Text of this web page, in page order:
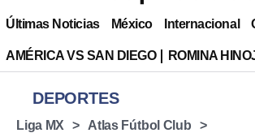
Últimas Noticias México Internacional
AMÉRICA VS SAN DIEGO ROMINA
DEPORTES
Liga MX Atlas Fútbol Club